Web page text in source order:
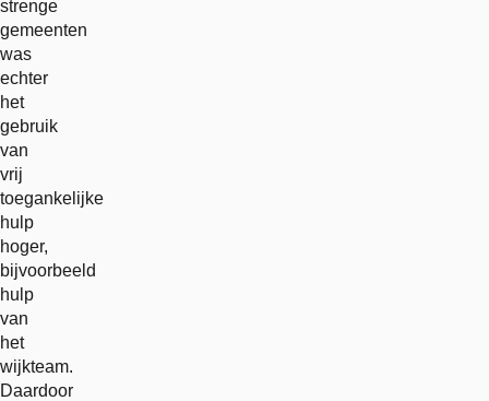
strenge
gemeenten
was
echter
het
gebruik
van
vrij
toegankelijke
hulp
hoger,
bijvoorbeeld
hulp
van
het
wijkteam.
Daardoor